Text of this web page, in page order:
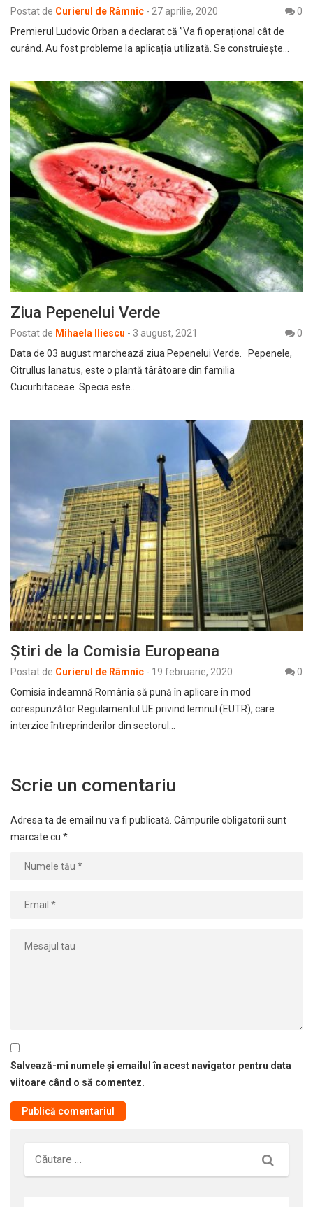
Postat de Curierul de Râmnic - 27 aprilie, 2020
0
Premierul Ludovic Orban a declarat că ”Va fi operațional cât de
curând. Au fost probleme la aplicația utilizată. Se construiește…
Ziua Pepenelui Verde
Postat de Mihaela Iliescu - 3 august, 2021
0
Data de 03 august marchează ziua Pepenelui Verde. Pepenele,
Citrullus lanatus, este o plantă târâtoare din familia
Cucurbitaceae. Specia este…
Știri de la Comisia Europeana
Postat de Curierul de Râmnic - 19 februarie, 2020
0
Comisia îndeamnă România să pună în aplicare în mod
corespunzător Regulamentul UE privind lemnul (EUTR), care
interzice întreprinderilor din sectorul…
Scrie un comentariu
Adresa ta de email nu va fi publicată. Câmpurile obligatorii sunt
marcate cu *
Salvează-mi numele și emailul în acest navigator pentru data
viitoare când o să comentez.
Căutare